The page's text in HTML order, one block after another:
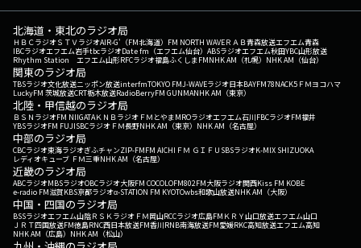
北海道・東北のラジオ局
ＨＢＣラジオＳＴＶラジオAIR-G'（FM北海道） FM NORTH WAVEＲＡＢ青森放送エフエム青森
IBCラジオエフエム岩手tbcラジオDate fm（エフエム仙台） ABSラジオエフエム秋田YBC山形放送
Rhythm Station エフエム山形RFCラジオ福島ふくしまFMNHK AM（札幌） NHK AM（仙台）
関東のラジオ局
TBSラジオ文化放送ニッポン放送interfmTOKYO FMJ-WAVEラジオ日本BAYFM78NACK5 ＦＭヨコハマ
LuckyFM 茨城放送CRT栃木放送RadioBerryFM GUNMANHK AM（東京）
北陸・甲信越のラジオ局
ＢＳＮラジオFM NIIGATAＫＮＢラジオ ＦＭとやまMROラジオエフエム石川FBCラジオFM福井
YBSラジオFM FUJISBCラジオ ＦＭ長野NHK AM（東京） NHK AM（名古屋）
中部のラジオ局
CBCラジオ東海ラジオぎふチャンZIP-FMFM AICHI ＦＭ ＧＩＦＵ SBSラジオK-MIX SHIZUOKA
レディオキューブ ＦＭ三重NHK AM（名古屋）
近畿のラジオ局
ABCラジオMBSラジオOBCラジオ大阪FM COCOLOFM802FM大阪ラジオ関西Kiss FM KOBE
e-radio FM滋賀KBS京都ラジオα-STATION FM KYOTOwbs和歌山放送NHK AM（大阪）
中国・四国のラジオ局
BSSラジオエフエム山陰ＲＳＫラジオ ＦＭ岡山RCCラジオ広島FM ＫＲＹ山口放送エフエム山口
ＪＲＴ四国放送FM徳島RNC西日本放送FM香川RNB南海放送FM愛媛RKC高知放送エフエム高知
NHK AM（広島） NHK AM（松山）